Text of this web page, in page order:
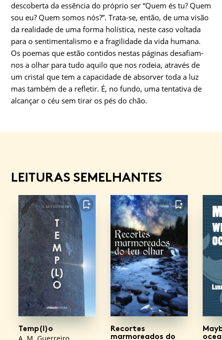
descoberta da essência do próprio ser “Quem és tu? Quem
sou eu? Quem somos nós?”. Trata-se, então, de uma visão
da realidade de uma forma holística, neste caso voltada
para o sentimentalismo e a fragilidade da vida humana.
Os poemas que estão contidos nestas páginas desafiam-
nos a olhar para tudo aquilo que nos rodeia, através de
um cristal que tem a capacidade de absorver toda a luz
mas também de a refletir. É, no fundo, uma tentativa de
alcançar o céu sem tirar os pés do chão.
LEITURAS SEMELHANTES
FAVORITO
Temp(l)o
FAVORITO
Recortes
marmoreados do